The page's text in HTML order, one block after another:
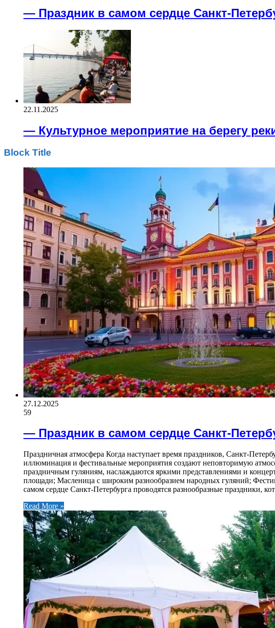
— Праздник в самом сердце Санкт-
22.11.2025
— Культурное мероприятие на берегу
Block Title
27.12.2025
59
— Праздник в самом сердце Санкт-
Праздничная атмосфера Когда наступает время праздников, Санкт-
иллюминация и фестивальные мероприятия создают неповторимую
праздничным гуляниям, наслаждаются яркими представлениями и
площади; Масленица с широким разнообразием народных гуляний;
самом сердце Санкт-Петербурга проводятся разнообразные праздники,
Read More »